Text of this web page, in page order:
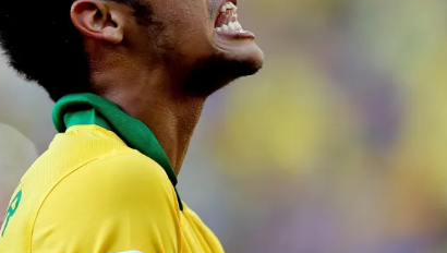
Curling
Dostihy
Florbal
Futsal